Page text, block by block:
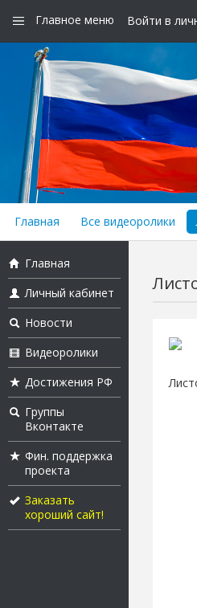
Главное меню Войти в
Главная Все видеоролики
Главная
Личный кабинет
Новости
Видеоролики
Достижения РФ
Группы
Вконтакте
Фин. поддержка
проекта
Заказать
хороший сайт!